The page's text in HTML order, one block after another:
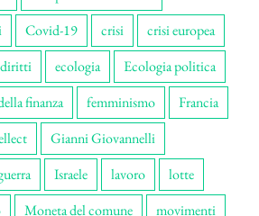
Covid-19 crisi
crisi europea
diritti ecologia
Ecologia politica
finanza femminismo
Francia
Gianni Giovannelli
Israele lavoro
lotte
Moneta del comune
movimenti